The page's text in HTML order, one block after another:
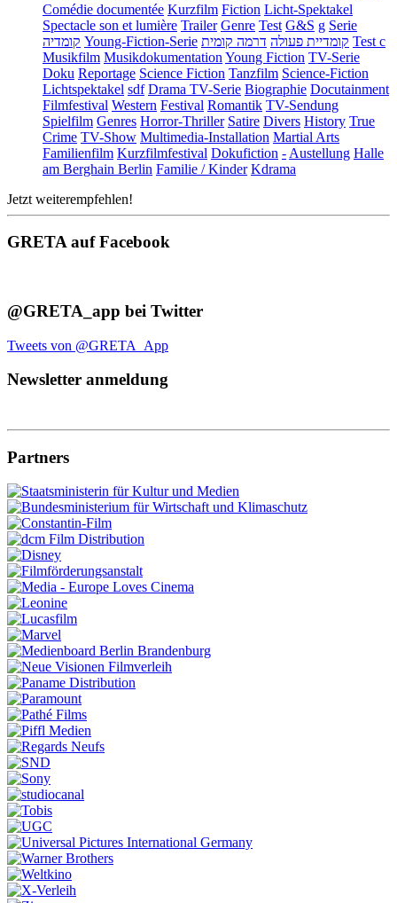
Comédie documentée Kurzfilm Fiction Licht-Spektakel
Spectacle son et lumière Trailer Genre Test G&S g Serie
קומדיה Young-Fiction-Serie קומדיית פעולה דרמה קומית
Test c
Musikfilm Musikdokumentation Young Fiction TV-Serie
Doku Reportage Science Fiction Tanzfilm Science-Fiction
Lichtspektakel sdf Drama TV-Serie Biographie Docutainment
Filmfestival Western Festival Romantik TV-Sendung
Spielfilm Genres Horror-Thriller Satire Divers History True
Crime TV-Show Multimedia-Installation Martial Arts
Familienfilm Kurzfilmfestival Dokufiction - Austellung Halle
am Berghain Berlin Familie / Kinder Kdrama
Jetzt weiterempfehlen!
GRETA auf Facebook
@GRETA_app bei Twitter
Tweets von @GRETA_App
Newsletter anmeldung
Partners